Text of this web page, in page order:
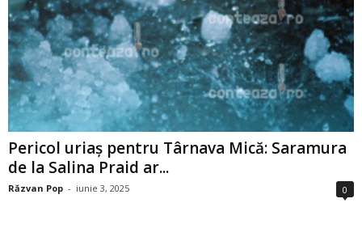
Pericol uriaș pentru Târnava Mică: Saramura
de la Salina Praid ar...
Răzvan Pop - iunie 3, 2025 0